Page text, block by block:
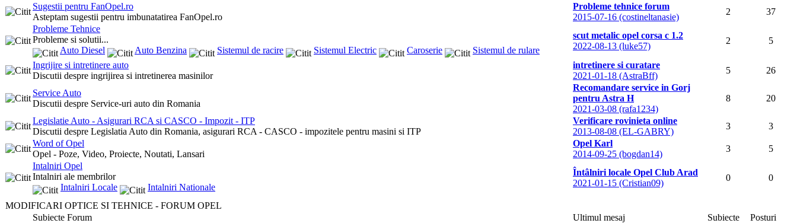
Sugestii pentru FanOpel.ro
Asteptam sugestii pentru imbunatatirea FanOpel.ro
Probleme tehnice forum
2015-07-16 (costineltanasie)
2
37
Probleme Tehnice
Probleme si solutii...
Auto Diesel
Auto Benzina Sistemul de racire Sistemul Electric Caroserie Sistemul de rulare
scut metalic opel corsa c 1.2
2022-08-13 (luke57)
2 5
Ingrijire si intretinere auto
Discutii despre ingrijirea si intretinerea masinilor
intretinere si curatare
2021-01-18 (AstraBff)
5 26
Service Auto
Discutii despre Service-uri auto din Romania
Recomandare service in Gorj
pentru Astra H
2021-03-08 (rafa1234)
8 20
Legislatie Auto - Asigurari RCA si CASCO - Impozit - ITP
Discutii despre Legislatia Auto din Romania, asigurari RCA - CASCO - impozitele pentru masini si ITP
Verificare rovinieta online
2013-08-08 (EL-GABRY)
3
3
Word of Opel
Opel - Poze, Video, Proiecte, Noutati, Lansari
Opel Karl
2014-09-25 (bogdan14)
3
5
Intalniri Opel
Intalniri ale membrilor
Intalniri Locale
Intalniri Nationale
Întâlniri locale Opel Club Arad
2021-01-15 (Cristian09)
0 0
MODIFICARI OPTICE SI TEHNICE - FORUM OPEL
Subiecte Forum
Ultimul mesaj Subiecte
Posturi